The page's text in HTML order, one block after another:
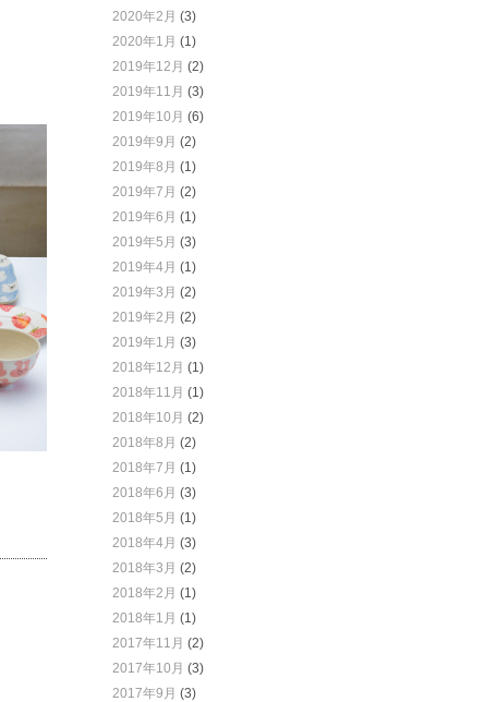
2020年2月 (3)
2020年1月 (1)
2019年12月 (2)
2019年11月 (3)
2019年10月 (6)
2019年9月 (2)
2019年8月 (1)
2019年7月 (2)
2019年6月 (1)
2019年5月 (3)
2019年4月 (1)
2019年3月 (2)
2019年2月 (2)
2019年1月 (3)
2018年12月 (1)
2018年11月 (1)
2018年10月 (2)
2018年8月 (2)
2018年7月 (1)
2018年6月 (3)
2018年5月 (1)
2018年4月 (3)
2018年3月 (2)
2018年2月 (1)
2018年1月 (1)
2017年11月 (2)
2017年10月 (3)
2017年9月 (3)